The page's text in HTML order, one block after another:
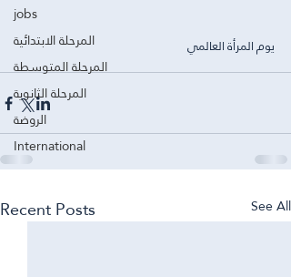
jobs
المرحلة الابتدائية
المرحلة المتوسطة
المرحلة الثانوية
الروضة
International
يوم المرأة العالمي
Recent Posts See All